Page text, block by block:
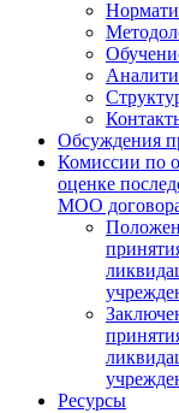
Обсуждения
Комиссии по
оценке
МОО договора
Ресурсы